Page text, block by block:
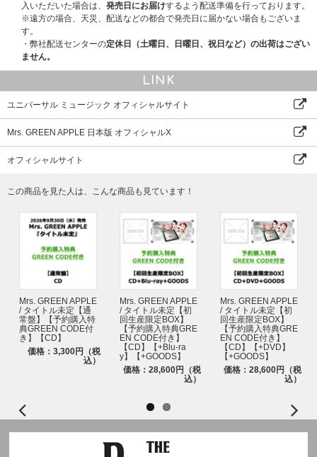
入いただいた場合は、 発売日にお届けするよう配送準備を行っております。
※遠方の場合、天災、配送などの都合で発売日に届かない場合もございま
す。
・弊社配送センターの定休日（土曜日、日曜日、祝日など）の出荷はござい
ません。
LINK
ユニバーサル ミュージック オフィシャルサイト
Mrs. GREEN APPLE 日本版 オフィシャルX
オフィシャルサイト
この商品を見た人は、こんな商品も見ています！
Mrs. GREEN APPLE
/ タイトル未定【通
常盤】【予約購入特
典GREEN CODE付
き】【CD】
価格：3,300円（税
込）
Mrs. GREEN APPLE
/ タイトル未定【初
回生産限定BOX】
【予約購入特典GRE
EN CODE付き】
【CD】【+Blu-ra
y】【+GOODS】
価格：28,600円（税
込）
Mrs. GREEN APPLE
/ タイトル未定【初
回生産限定BOX】
【予約購入特典GRE
EN CODE付き】
【CD】【+DVD】
【+GOODS】
価格：28,600円（税
込）